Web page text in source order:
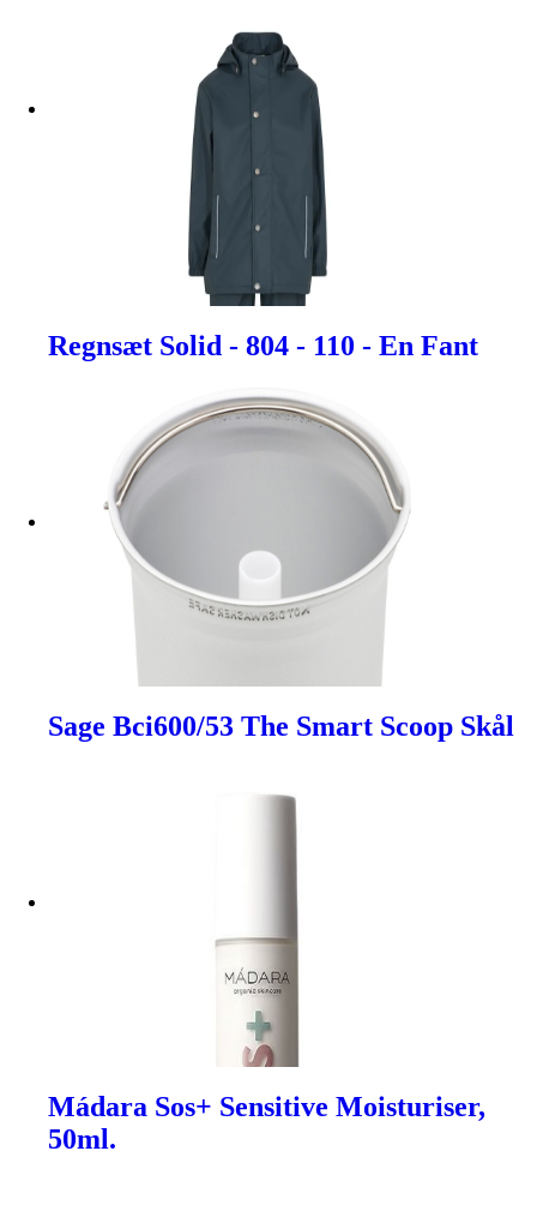
Regnsæt Solid - 804 - 110 - En Fant
Sage Bci600/53 The Smart Scoop Skål
Mádara Sos+ Sensitive Moisturiser,
50ml.